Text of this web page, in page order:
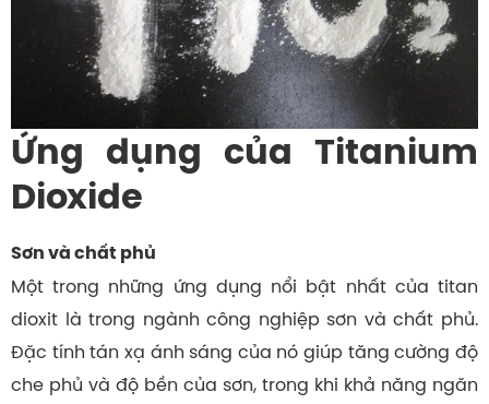
Ứng dụng của Titanium
Dioxide
Sơn và chất phủ
Một trong những ứng dụng nổi bật nhất của titan
dioxit là trong ngành công nghiệp sơn và chất phủ.
Đặc tính tán xạ ánh sáng của nó giúp tăng cường độ
che phủ và độ bền của sơn, trong khi khả năng ngăn